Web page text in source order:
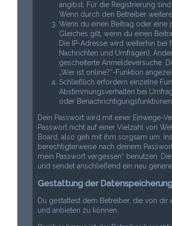
angibst. Für die Registrierung
Wenn durch den Betreiber
Wenn du einen Beitrag oder eine
Gleiches gilt, wenn du einen
Die IP-Adresse wird weiterhin
Nachrichten und Umfragen),
gescheiterte Anmeldeversuche.
„Wer ist online?“-Funktion
Schließlich erfordern einzelne
Abstimmungsverhalten bei
oder Benachrichtigungsfunktionen.
Dein Passwort wird mit einer Einwege-
Passwort nicht auf einer Vielzahl von
Board, also geh mit ihm sorgsam um.
berechtigterweise nach deinem
mein Passwort vergessen“ benutzen.
und sendet anschließend ein neu
Gestattung der Datenspeicherung
Du gestattest dem Betreiber, die von
und anbieten zu können.